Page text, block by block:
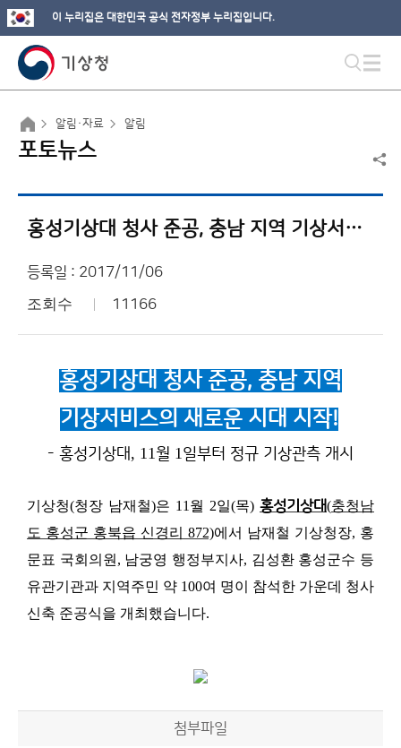
이 누리집은 대한민국 공식 전자정부 누리집입니다.
알림·자료 알림
포토뉴스
홍성기상대 청사 준공, 충남 지역 기상서비스의 새로운 시대 시작!
등록일 : 2017/11/06
조회수 11166
홍성기상대 청사 준공, 충남 지역
기상서비스의 새로운 시대 시작!
- 홍성기상대, 11월 1일부터 정규 기상관측 개시
기상청(청장 남재철)은 11 월 2일(목) 홍성기상대(충청남
도 홍성군 홍북읍 신경리 872)에서 남재철 기상청장, 홍
문표 국회의원 , 남궁영 행정부지사, 김성환 홍성군수 등
유관기관과 지역주민 약 100여 명이 참석한 가운데 청사
신축 준공식을 개최했습니다.
첨부파일